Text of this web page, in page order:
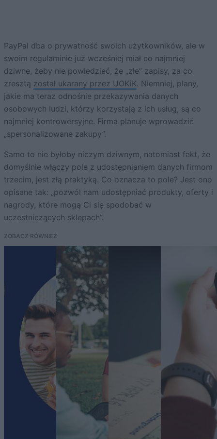
PayPal dba o prywatność swoich użytkowników, ale w
swoim regulaminie już wcześniej miał co najmniej
dziwne, żeby nie powiedzieć, że „złe” zapisy, za co
zresztą został ukarany przez UOKiK. Niemniej, plany,
jakie ma teraz odnośnie przekazywania danych
osobowych ludzi, którzy korzystają z ich usług, są co
najmniej kontrowersyjne. Firma planuje wprowadzić
„spersonalizowane zakupy”.
Samo to nie byłoby niczym dziwnym, natomiast fakt, że
domyślnie włączy pole z udostępnianiem danych firmom
trzecim, jest złą praktyką. Co oznacza to pole? Jest ono
opisane tak: „pozwól nam udostępniać produkty, oferty i
nagrody, które mogą Ci się spodobać w
uczestniczących sklepach”.
ZOBACZ RÓWNIEŻ